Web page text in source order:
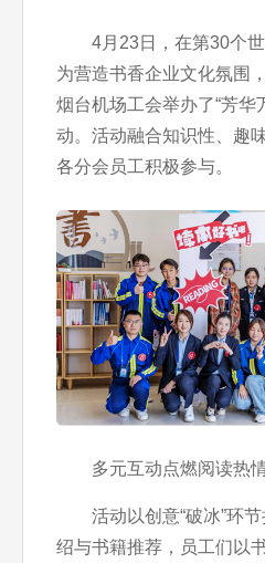
4月23日，在第30个
为营造书香企业文化氛围
烟台机场工会举办了“芳华
动。活动融合知识性、趣
各分会员工积极参与。
多元互动点燃阅读热
活动以创意“破冰”环
绍与书籍推荐，员工们以